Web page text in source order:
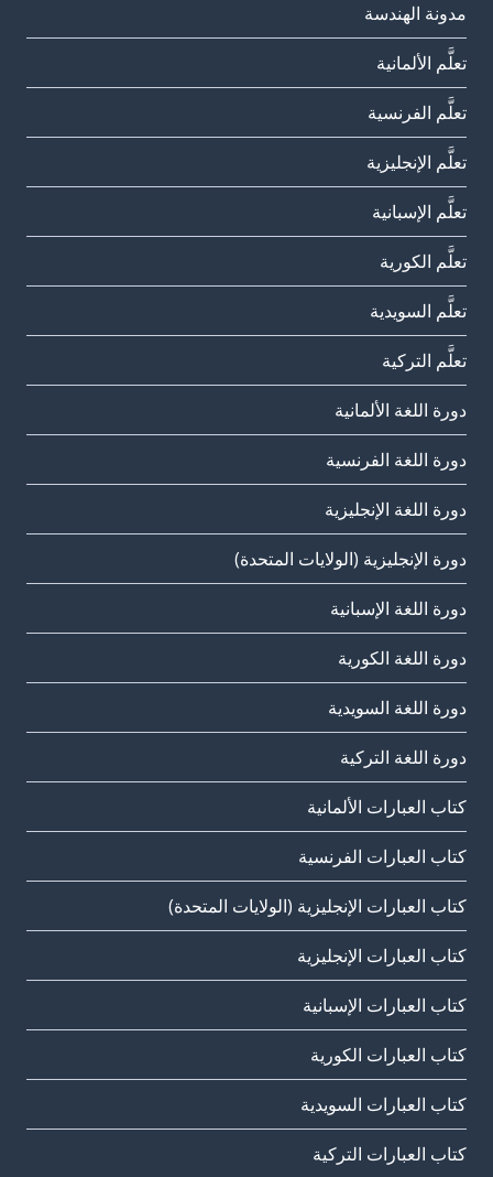
مدونة الهندسة
تعلَّم الألمانية
تعلَّم الفرنسية
تعلَّم الإنجليزية
تعلَّم الإسبانية
تعلَّم الكورية
تعلَّم السويدية
تعلَّم التركية
دورة اللغة الألمانية
دورة اللغة الفرنسية
دورة اللغة الإنجليزية
دورة الإنجليزية (الولايات المتحدة)
دورة اللغة الإسبانية
دورة اللغة الكورية
دورة اللغة السويدية
دورة اللغة التركية
كتاب العبارات الألمانية
كتاب العبارات الفرنسية
كتاب العبارات الإنجليزية (الولايات المتحدة)
كتاب العبارات الإنجليزية
كتاب العبارات الإسبانية
كتاب العبارات الكورية
كتاب العبارات السويدية
كتاب العبارات التركية